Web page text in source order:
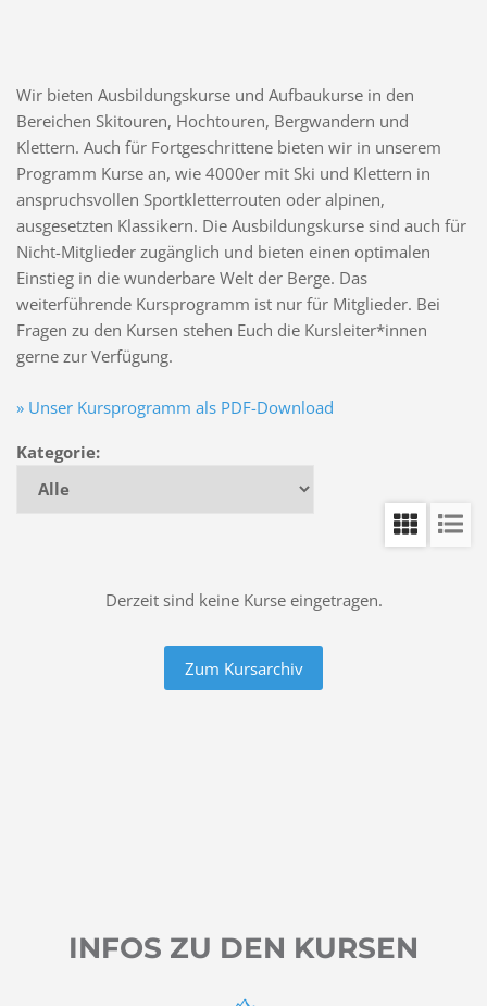
Wir bieten Ausbildungskurse und Aufbaukurse in den
Bereichen Skitouren, Hochtouren, Bergwandern und
Klettern. Auch für Fortgeschrittene bieten wir in unserem
Programm Kurse an, wie 4000er mit Ski und Klettern in
anspruchsvollen Sportkletterrouten oder alpinen,
ausgesetzten Klassikern. Die Ausbildungskurse sind auch für
Nicht-Mitglieder zugänglich und bieten einen optimalen
Einstieg in die wunderbare Welt der Berge. Das
weiterführende Kursprogramm ist nur für Mitglieder. Bei
Fragen zu den Kursen stehen Euch die Kursleiter*innen
gerne zur Verfügung.
» Unser Kursprogramm als PDF-Download
Kategorie:
Derzeit sind keine Kurse eingetragen.
Zum Kursarchiv
INFOS ZU DEN KURSEN